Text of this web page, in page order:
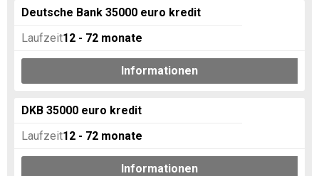
Deutsche Bank 35000 euro kredit
Laufzeit12 - 72 monate
Informationen
DKB 35000 euro kredit
Laufzeit12 - 72 monate
Informationen